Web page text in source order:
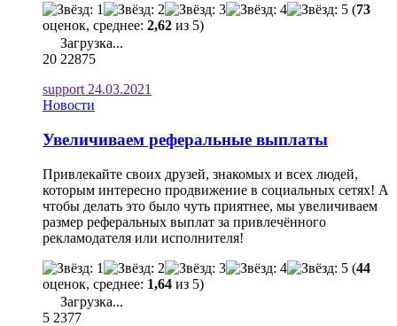
(73
оценок, среднее: 2,62 из 5)
Загрузка...
20 22875
support 24.03.2021
Новости
Увеличиваем реферальные выплаты
Привлекайте своих друзей, знакомых и всех людей,
которым интересно продвижение в социальных сетях! А
чтобы делать это было чуть приятнее, мы увеличиваем
размер реферальных выплат за привлечённого
рекламодателя или исполнителя!
(44
оценок, среднее: 1,64 из 5)
Загрузка...
5 2377